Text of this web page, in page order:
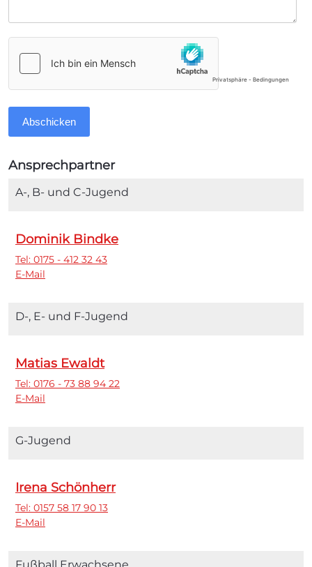
Abschicken
Ansprechpartner
A-, B- und C-Jugend
Dominik Bindke
Tel: 0175 - 412 32 43
E-Mail
D-, E- und F-Jugend
Matias Ewaldt
Tel: 0176 - 73 88 94 22
E-Mail
G-Jugend
Irena Schönherr
Tel: 0157 58 17 90 13
E-Mail
Fußball Erwachsene